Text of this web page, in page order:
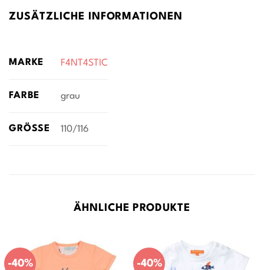
ZUSÄTZLICHE INFORMATIONEN
MARKE F4NT4STIC
FARBE grau
GRÖSSE 110/116
ÄHNLICHE PRODUKTE
-40% -40%